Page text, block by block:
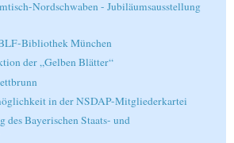
Nordschwaben - Jubiläumsausstellung
Bibliothek München
der „Gelben Blätter“
in der NSDAP-Mitgliederkartei
Bayerischen Staats- und